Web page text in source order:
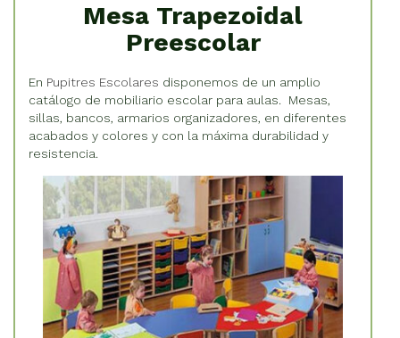
Mesa Trapezoidal
Preescolar
En Pupitres Escolares disponemos de un amplio
catálogo de mobiliario escolar para aulas. Mesas,
sillas, bancos, armarios organizadores, en diferentes
acabados y colores y con la máxima durabilidad y
resistencia.